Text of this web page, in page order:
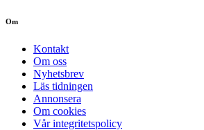
Om
Kontakt
Om oss
Nyhetsbrev
Läs tidningen
Annonsera
Om cookies
Vår integritetspolicy